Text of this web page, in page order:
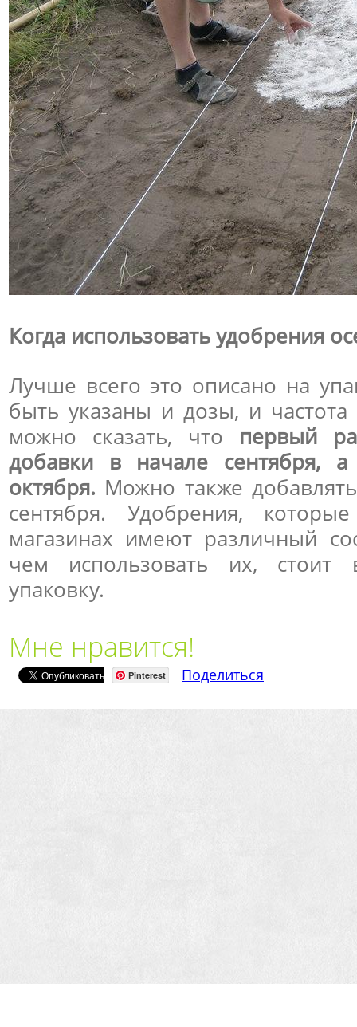
Когда использовать удобрения
Лучше всего это описано на
быть указаны и дозы, и частота
можно сказать, что первый
добавки в начале сентября,
октября. Можно также
сентября. Удобрения,
магазинах имеют различный
чем использовать их, стоит
упаковку.
Мне нравится!
Pinterest Поделиться